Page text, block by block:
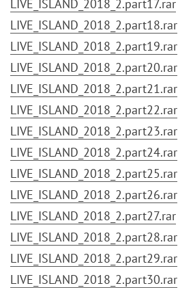
LIVE_ISLAND_2018_2.part17.rar
LIVE_ISLAND_2018_2.part18.rar
LIVE_ISLAND_2018_2.part19.rar
LIVE_ISLAND_2018_2.part20.rar
LIVE_ISLAND_2018_2.part21.rar
LIVE_ISLAND_2018_2.part22.rar
LIVE_ISLAND_2018_2.part23.rar
LIVE_ISLAND_2018_2.part24.rar
LIVE_ISLAND_2018_2.part25.rar
LIVE_ISLAND_2018_2.part26.rar
LIVE_ISLAND_2018_2.part27.rar
LIVE_ISLAND_2018_2.part28.rar
LIVE_ISLAND_2018_2.part29.rar
LIVE_ISLAND_2018_2.part30.rar